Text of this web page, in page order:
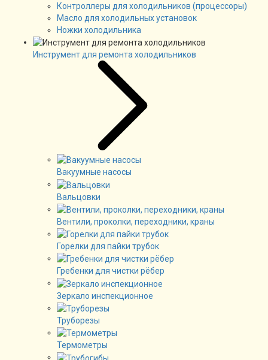
Контроллеры для холодильников (процессоры)
Масло для холодильных установок
Ножки холодильника
Инструмент для ремонта холодильников
Вакуумные насосы
Вальцовки
Вентили, проколки, переходники, краны
Горелки для пайки трубок
Гребенки для чистки рёбер
Зеркало инспекционное
Труборезы
Термометры